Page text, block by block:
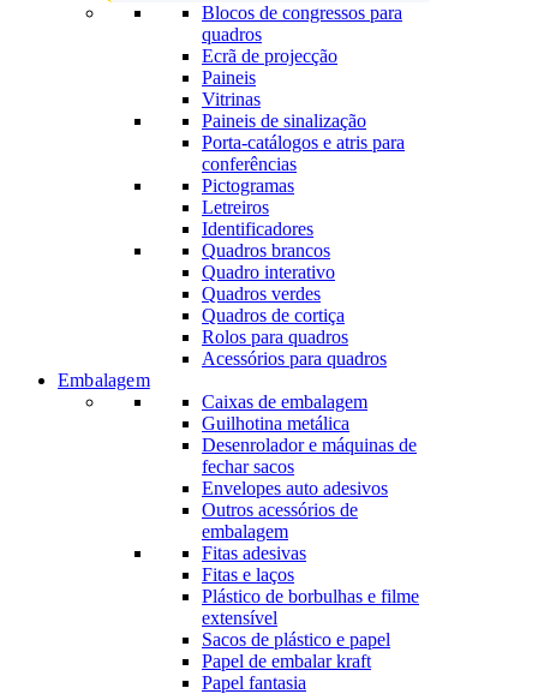
Blocos de congressos para
quadros
Ecrã de projecção
Paineis
Vitrinas
Paineis de sinalização
Porta-catálogos e atris para
conferências
Pictogramas
Letreiros
Identificadores
Quadros brancos
Quadro interativo
Quadros verdes
Quadros de cortiça
Rolos para quadros
Acessórios para quadros
Embalagem
Caixas de embalagem
Guilhotina metálica
Desenrolador e máquinas de
fechar sacos
Envelopes auto adesivos
Outros acessórios de
embalagem
Fitas adesivas
Fitas e laços
Plástico de borbulhas e filme
extensível
Sacos de plástico e papel
Papel de embalar kraft
Papel fantasia